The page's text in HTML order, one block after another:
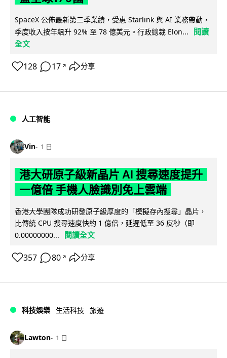
SpaceX 公佈最新第二季業績，受惠 Starlink 與 AI 業務帶動，
季度收入按年飆升 92% 至 78 億美元。行政總裁 Elon...
閱讀
全文
128 17 ↗ 分享
人工智能
Vin 1 日
港大研原子級新晶片 AI 搜尋速度提升
一億倍 手機人臉識別免上雲端
香港大學團隊成功研發原子級厚度的「模擬存內搜尋」晶片，
比傳統 CPU 搜尋速度快約 1 億倍，延遲低至 36 皮秒（即
0.00000000...
閱讀全文
357 80 ↗ 分享
科技娛樂 生活科技 旅遊
Lawton 1 日